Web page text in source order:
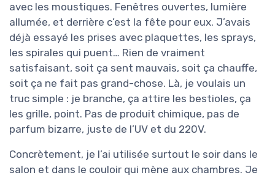
avec les moustiques. Fenêtres ouvertes, lumière
allumée, et derrière c’est la fête pour eux. J’avais
déjà essayé les prises avec plaquettes, les sprays,
les spirales qui puent… Rien de vraiment
satisfaisant, soit ça sent mauvais, soit ça chauffe,
soit ça ne fait pas grand-chose. Là, je voulais un
truc simple : je branche, ça attire les bestioles, ça
les grille, point. Pas de produit chimique, pas de
parfum bizarre, juste de l’UV et du 220V.
Concrètement, je l’ai utilisée surtout le soir dans le
salon et dans le couloir qui mène aux chambres. Je